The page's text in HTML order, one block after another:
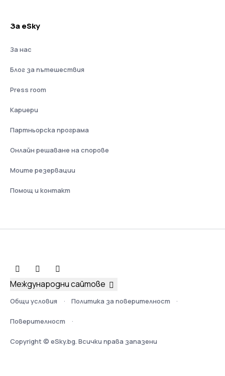
За eSky
За нас
Блог за пътешествия
Press room
Кариери
Партньорска програма
Онлайн решаване на спорове
Моите резервации
Помощ и контакт
Общи условия Политика за поверителност
Поверителност
Copyright © eSky.bg. Всички права запазени
Международни сайтове